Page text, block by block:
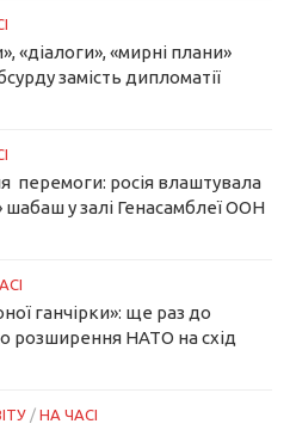
«діалоги», «мирні плани»
замість дипломатії
перемоги: росія влаштувала
шабаш у залі Генасамблеї ООН
ганчірки»: ще раз до
розширення НАТО на схід
/ НА ЧАСІ